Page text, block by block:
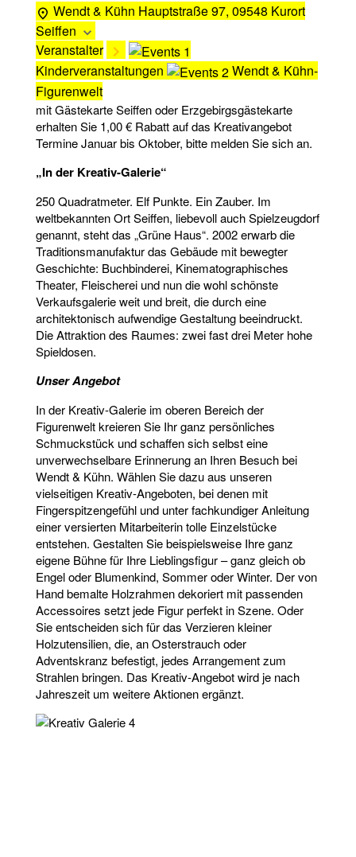
Wendt & Kühn Hauptstraße 97, 09548 Kurort
Seiffen
Veranstalter
Kinderveranstaltungen
Wendt & Kühn-
Figurenwelt
mit Gästekarte Seiffen oder Erzgebirgsgästekarte
erhalten Sie 1,00 € Rabatt auf das Kreativangebot
Termine Januar bis Oktober, bitte melden Sie sich an.
„In der Kreativ-Galerie“
250 Quadratmeter. Elf Punkte. Ein Zauber. Im
weltbekannten Ort Seiffen, liebevoll auch Spielzeugdorf
genannt, steht das „Grüne Haus“. 2002 erwarb die
Traditionsmanufaktur das Gebäude mit bewegter
Geschichte: Buchbinderei, Kinematographisches
Theater, Fleischerei und nun die wohl schönste
Verkaufsgalerie weit und breit, die durch eine
architektonisch aufwendige Gestaltung beeindruckt.
Die Attraktion des Raumes: zwei fast drei Meter hohe
Spieldosen.
Unser Angebot
In der Kreativ-Galerie im oberen Bereich der
Figurenwelt kreieren Sie Ihr ganz persönliches
Schmuckstück und schaffen sich selbst eine
unverwechselbare Erinnerung an Ihren Besuch bei
Wendt & Kühn. Wählen Sie dazu aus unseren
vielseitigen Kreativ-Angeboten, bei denen mit
Fingerspitzengefühl und unter fachkundiger Anleitung
einer versierten Mitarbeiterin tolle Einzelstücke
entstehen. Gestalten Sie beispielsweise Ihre ganz
eigene Bühne für Ihre Lieblingsfigur – ganz gleich ob
Engel oder Blumenkind, Sommer oder Winter. Der von
Hand bemalte Holzrahmen dekoriert mit passenden
Accessoires setzt jede Figur perfekt in Szene. Oder
Sie entscheiden sich für das Verzieren kleiner
Holzutensilien, die, an Osterstrauch oder
Adventskranz befestigt, jedes Arrangement zum
Strahlen bringen. Das Kreativ-Angebot wird je nach
Jahreszeit um weitere Aktionen ergänzt.